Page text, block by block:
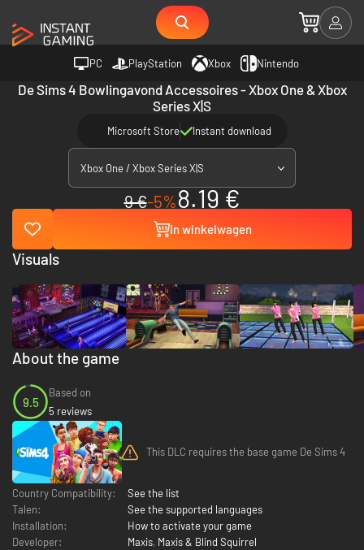
PC PlayStation Xbox Nintendo
De Sims 4 Bowlingavond Accessoires - Xbox One & Xbox
Series X|S
Microsoft Store Instant download
Xbox One / Xbox Series X|S
9 €-5%8.19 €
In winkelwagen
About the game
9.5
Based on
5 reviews
This DLC requires the base game De Sims 4
Country Compatibility:
See the list
Talen:
See the supported languages
Installation:
How to activate your game
Developer:
Maxis, Maxis & Blind Squirrel
Visuals